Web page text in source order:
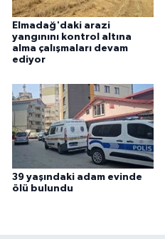
Elmadağ'daki arazi
yangınını kontrol altına
alma çalışmaları devam
ediyor
39 yaşındaki adam evinde
ölü bulundu